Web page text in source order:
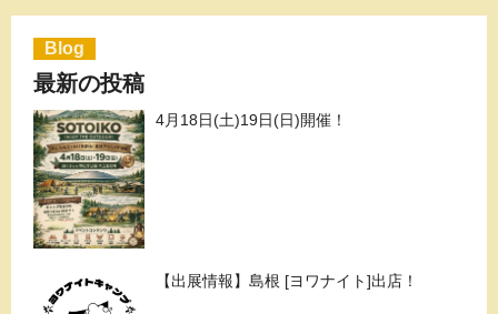
Blog
最新の投稿
4月18日(土)19日(日)開催！
【出展情報】島根 [ヨワナイト]出店！